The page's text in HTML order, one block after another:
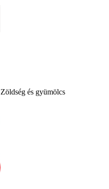
Zöldség és gyümölcs